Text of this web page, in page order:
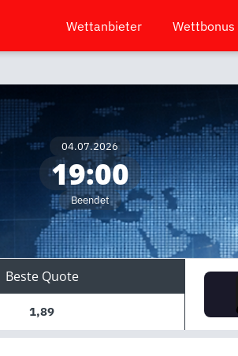
Wettanbieter Wettbonus
04.07.2026
19:00
Beendet
Beste Quote
1,89